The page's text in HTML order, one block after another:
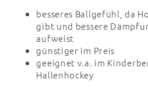
besseres Ballgefühl, da
gibt und bessere
aufweist
günstiger im Preis
geeignet v.a. im
Hallenhockey